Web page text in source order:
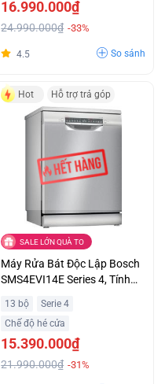
16.990.000₫
24.990.000₫ -33%
4.5 So sánh
Hot Hỗ trợ trả góp
SALE LỚN QUÀ TO
Máy Rửa Bát Độc Lập Bosch
SMS4EVI14E Series 4, Tính
Không Tưởng
13 bộ
Serie 4
Chế độ hé cửa
15.390.000₫
21.990.000₫ -31%